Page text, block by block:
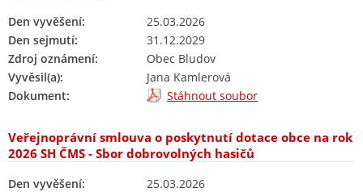
Den vyvěšení:
25.03.2026
Den sejmutí:
31.12.2029
Zdroj oznámení:
Obec Bludov
Vyvěsil(a):
Jana Kamlerová
Dokument:
Stáhnout soubor
Veřejnoprávní smlouva o poskytnutí dotace obce na rok
2026 SH ČMS - Sbor dobrovolných hasičů
Den vyvěšení:
25.03.2026